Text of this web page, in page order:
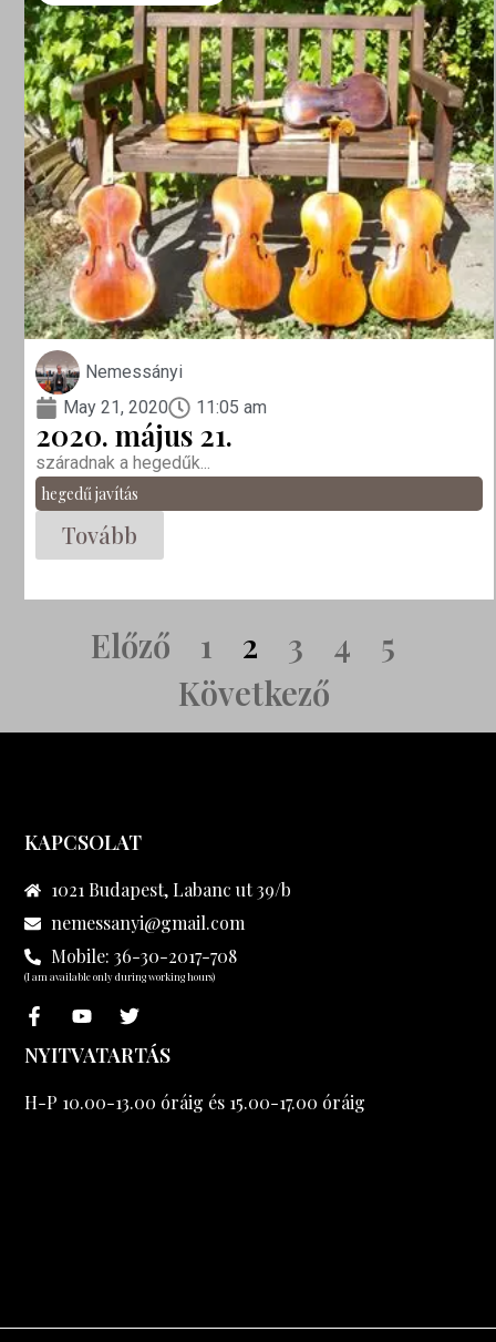
Nemessányi
May 21, 2020
11:05 am
2020. május 21.
száradnak a hegedűk...
hegedű javítás
Tovább
Előző 1 2 3 4
5
Következő
KAPCSOLAT
1021 Budapest, Labanc ut 39/b
nemessanyi@gmail.com
Mobile: 36-30-2017-708
(I am available only during working hours)
NYITVATARTÁS
H-P 10.00-13.00 óráig és 15.00-17.00 óráig